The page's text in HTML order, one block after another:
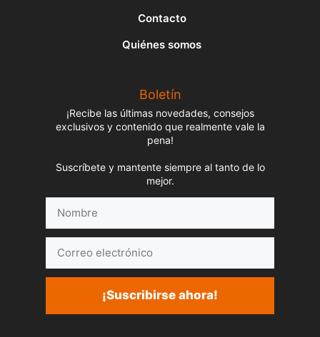
Contacto
Quiénes somos
Boletín
¡Recibe las últimas novedades, consejos
exclusivos y contenido que realmente vale la
pena!
Suscríbete y mantente siempre al tanto de lo
mejor.
electrónico
¡Suscribirse ahora!